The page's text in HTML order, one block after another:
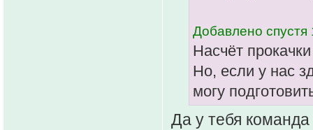
Добавлено спустя
Насчёт
Но, если у нас
могу
Да у тебя